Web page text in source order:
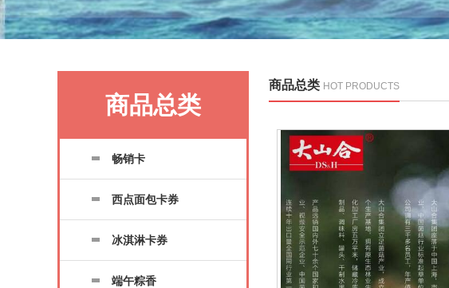
商品总类
畅销卡
西点面包卡券
冰淇淋卡券
端午粽香
商品总类 HOT PRODUCTS